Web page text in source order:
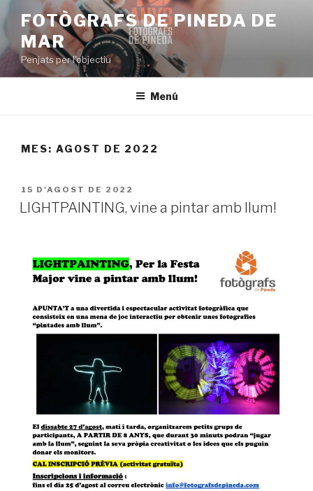
al
contingut
FOTÒGRAFS DE PINEDA DE
MAR
Penjats per l'objectiu
Menú
MES: AGOST DE 2022
PUBLICAT
A
15 D'AGOST DE 2022
LIGHTPAINTING, vine a pintar amb llum!